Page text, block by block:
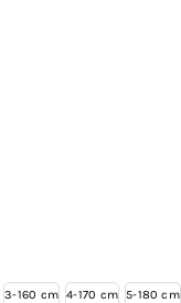
3-160 cm 4-170 cm 5-180 cm